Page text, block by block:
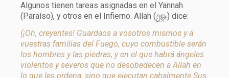
Algunos tienen tareas asignadas en el Yannah
(Paraíso), y otros en el Infierno. Allah (y) dice:
(¡Oh, creyentes! Guardaos a vosotros mismos y a
vuestras familias del Fuego, cuyo combustible serán
los hombres y las piedras, y en el que habrá ángeles
violentos y severos que no desobedecen a Allah en
lo que les ordena, sino que ejecutan cabalmente Sus